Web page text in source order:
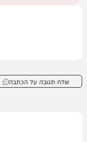
שלח תגובה על הכתבה